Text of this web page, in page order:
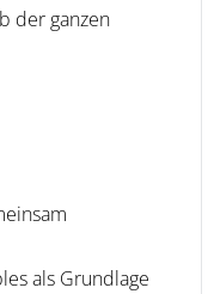
der ganzen
als Grundlage